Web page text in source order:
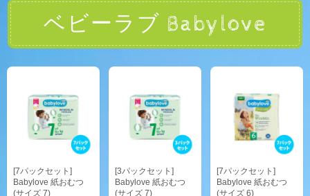
ベビーラブ Babylove
[7パックセット]
Babylove 紙おむつ
(サイズ 7)
[3パックセット]
Babylove 紙おむつ
(サイズ 7)
[7パックセット]
Babylove 紙おむつ
(サイズ 6)